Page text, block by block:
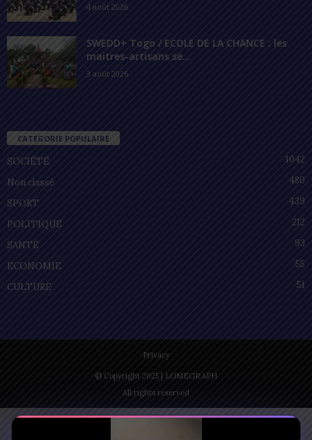
4 août 2026
SWEDD+ Togo / ECOLE DE LA CHANCE : les
maitres-artisans se...
3 août 2026
CATÉGORIE POPULAIRE
SOCIÉTÉ
1042
Non classé
480
SPORT
439
POLITIQUE
212
SANTÉ
93
ECONOMIE
55
CULTURE
51
Privacy
© Copyright 2025 | LOMEGRAPH
All rights reserved